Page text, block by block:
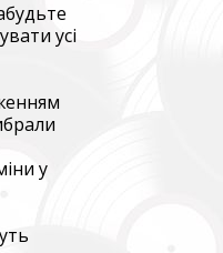
усі
у